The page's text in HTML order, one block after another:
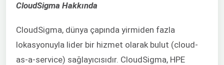
CloudSigma Hakkında
CloudSigma, dünya çapında yirmiden fazla
lokasyonuyla lider bir hizmet olarak bulut (cloud-
as-a-service) sağlayıcısıdır. CloudSigma, HPE